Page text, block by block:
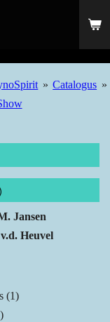
» Catalogus »
Jansen
Heuvel
(1)